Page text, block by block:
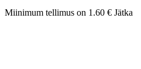
Miinimum tellimus on 1.60 € Jätka